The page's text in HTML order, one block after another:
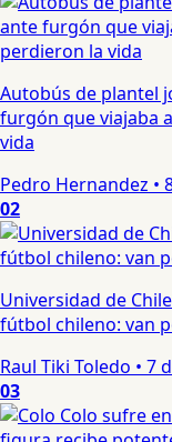
Autobús de plantel
furgón que viajaba
vida
Pedro Hernandez •
02
Universidad de
fútbol chileno: van
Raul Tiki Toledo • 7
03